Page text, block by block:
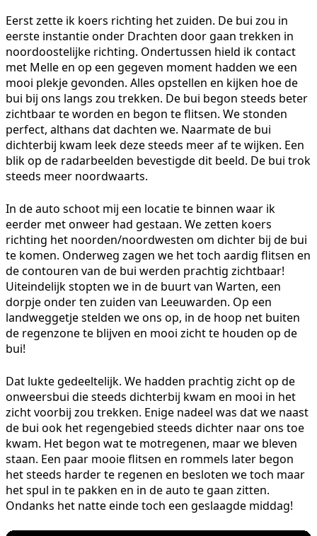
Eerst zette ik koers richting het zuiden. De bui zou in
eerste instantie onder Drachten door gaan trekken in
noordoostelijke richting. Ondertussen hield ik contact
met Melle en op een gegeven moment hadden we een
mooi plekje gevonden. Alles opstellen en kijken hoe de
bui bij ons langs zou trekken. De bui begon steeds beter
zichtbaar te worden en begon te flitsen. We stonden
perfect, althans dat dachten we. Naarmate de bui
dichterbij kwam leek deze steeds meer af te wijken. Een
blik op de radarbeelden bevestigde dit beeld. De bui trok
steeds meer noordwaarts.
In de auto schoot mij een locatie te binnen waar ik
eerder met onweer had gestaan. We zetten koers
richting het noorden/noordwesten om dichter bij de bui
te komen. Onderweg zagen we het toch aardig flitsen en
de contouren van de bui werden prachtig zichtbaar!
Uiteindelijk stopten we in de buurt van Warten, een
dorpje onder ten zuiden van Leeuwarden. Op een
landweggetje stelden we ons op, in de hoop net buiten
de regenzone te blijven en mooi zicht te houden op de
bui!
Dat lukte gedeeltelijk. We hadden prachtig zicht op de
onweersbui die steeds dichterbij kwam en mooi in het
zicht voorbij zou trekken. Enige nadeel was dat we naast
de bui ook het regengebied steeds dichter naar ons toe
kwam. Het begon wat te motregenen, maar we bleven
staan. Een paar mooie flitsen en rommels later begon
het steeds harder te regenen en besloten we toch maar
het spul in te pakken en in de auto te gaan zitten.
Ondanks het natte einde toch een geslaagde middag!